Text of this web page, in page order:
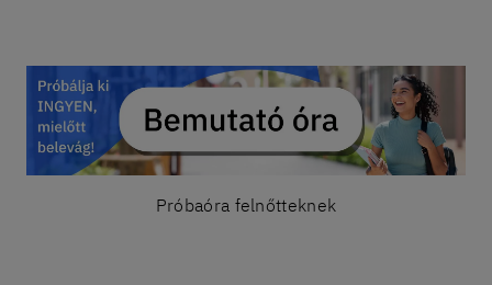
Próbaóra felnőtteknek